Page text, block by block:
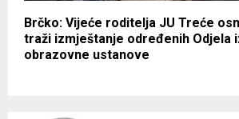
Brčko: Vijeće roditelja JU Treće
traži izmještanje određenih Odjela
obrazovne ustanove